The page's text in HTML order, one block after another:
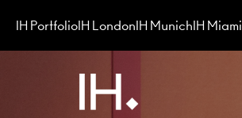
IH PortfolioIH LondonIH MunichIH Miami